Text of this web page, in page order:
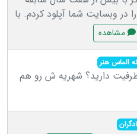
در وبسایت شما آپلود کردم. با
مشاهده
الماس هنر
دارید؟ شهریه ش رو هم